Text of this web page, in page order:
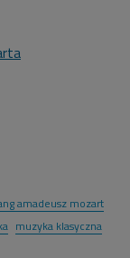
amadeusz mozart
muzyka klasyczna